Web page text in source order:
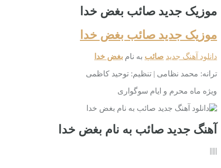
موزیک جدید صائب بغض خدا
موزیک جدید صائب بغض خدا
دانلود آهنگ جدید صائب به نام بغض خدا
ترانه: محمد نظامی | تنظیم: توحید کاظمی
ویژه ماه محرم و ایام سوگواری
آهنگ جدید صائب به نام بغض خدا
|||||